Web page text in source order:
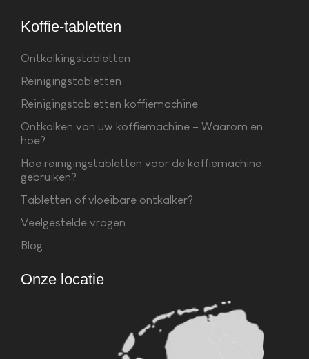
Koffie-tabletten
Ontkalkingstabletten
Reinigingstabletten
Reinigingstabletten koffiemachine
Ontkalken van uw koffiemachine – Waarom en
hoe?
Hoe reinigingstabletten voor de koffiemachine
gebruiken?
Tabletten of vloeibare ontkalker?
Veelgestelde vragen
Blog
Onze locatie